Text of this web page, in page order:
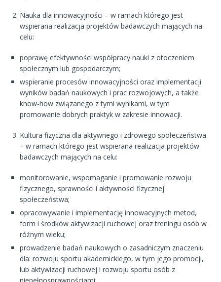
Nauka dla innowacyjności – w ramach którego jest
wspierana realizacja projektów badawczych mających na
celu:
poprawę efektywności współpracy nauki z otoczeniem
społecznym lub gospodarczym;
wspieranie procesów innowacyjności oraz implementacji
wyników badań naukowych i prac rozwojowych, a także
know-how związanego z tymi wynikami, w tym
promowanie dobrych praktyk w zakresie innowacji.
Kultura fizyczna dla aktywnego i zdrowego społeczeństwa
– w ramach którego jest wspierana realizacja projektów
badawczych mających na celu:
monitorowanie, wspomaganie i promowanie rozwoju
fizycznego, sprawności i aktywności fizycznej
społeczeństwa;
opracowywanie i implementację innowacyjnych metod,
form i środków aktywizacji ruchowej oraz treningu osób w
różnym wieku;
prowadzenie badań naukowych o zasadniczym znaczeniu
dla: rozwoju sportu akademickiego, w tym jego promocji,
lub aktywizacji ruchowej i rozwoju sportu osób z